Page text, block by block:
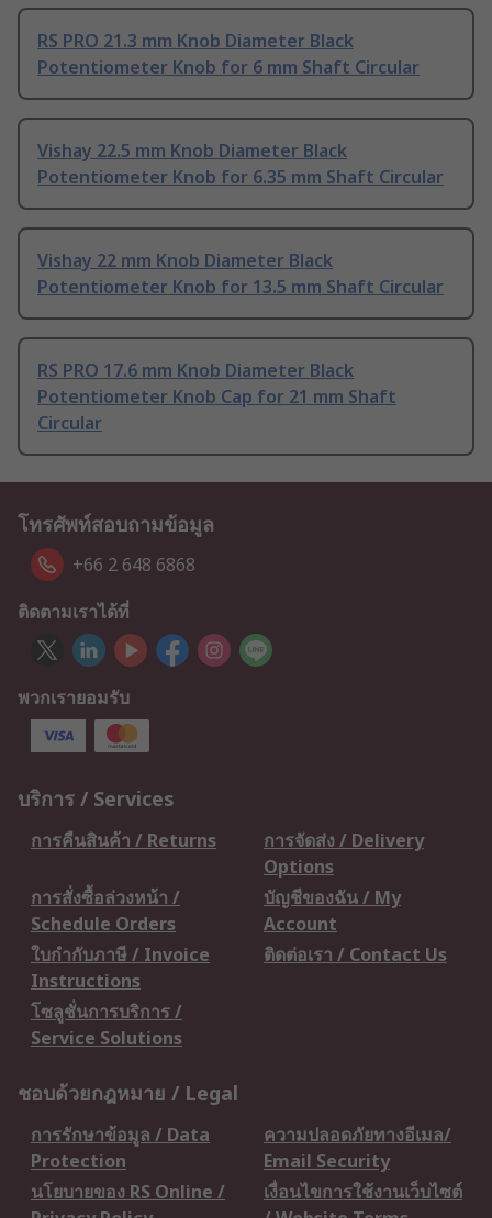
RS PRO 21.3 mm Knob Diameter Black
Potentiometer Knob for 6 mm Shaft Circular
Vishay 22.5 mm Knob Diameter Black
Potentiometer Knob for 6.35 mm Shaft Circular
Vishay 22 mm Knob Diameter Black
Potentiometer Knob for 13.5 mm Shaft Circular
RS PRO 17.6 mm Knob Diameter Black
Potentiometer Knob Cap for 21 mm Shaft
Circular
โทรศัพท์สอบถามข้อมูล
+66 2 648 6868
ติดตามเราได้ที่
พวกเรายอมรับ
บริการ / Services
การคืนสินค้า / Returns
การจัดส่ง / Delivery
Options
การสั่งซื้อล่วงหน้า /
Schedule Orders
บัญชีของฉัน / My
Account
ใบกำกับภาษี / Invoice
Instructions
ติดต่อเรา / Contact Us
โซลูชั่นการบริการ /
Service Solutions
ชอบด้วยกฎหมาย / Legal
การรักษาข้อมูล / Data
Protection
ความปลอดภัยทางอีเมล/
Email Security
นโยบายของ RS Online /
เงื่อนไขการใช้งานเว็บไซต์